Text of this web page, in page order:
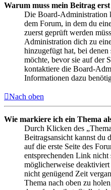
Warum muss mein Beitrag
Die Board-Administration
dem Forum, in dem du
zuerst geprüft werden
Administration dich zu
hinzugefügt hat, bei denen
möchte, bevor sie auf der
kontaktiere die Board-
Informationen dazu
Nach oben
Wie markiere ich ein Thema
Durch Klicken des
Beitragsansicht kannst du
auf die erste Seite des
entsprechenden Link
möglicherweise
nicht genügend Zeit
Thema nach oben zu